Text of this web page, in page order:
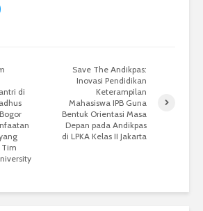
di
Tim
Save The Andikpas:
Inovasi Pendidikan
Keterampilan
Mahasiswa IPB Guna
Bentuk Orientasi Masa
Depan pada Andikpas
di LPKA Kelas II Jakarta